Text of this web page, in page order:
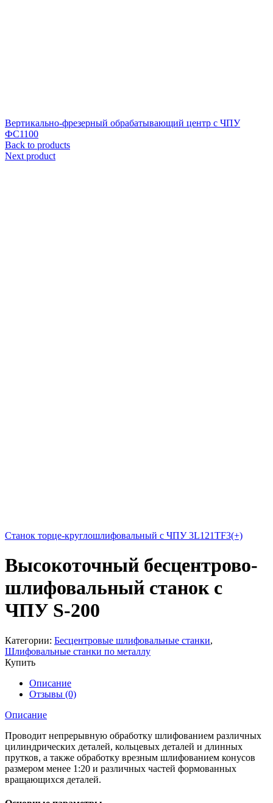
Вертикально-фрезерный обрабатывающий центр с ЧПУ
ФС1100
Back to products
Next product
Станок торце-круглошлифовальный с ЧПУ 3L121TF3(+)
Высокоточный бесцентрово-
шлифовальный станок с
ЧПУ S-200
Категории: Бесцентровые шлифовальные станки,
Шлифовальные станки по металлу
Купить
Описание
Отзывы (0)
Описание
Проводит непрерывную обработку шлифованием различных
цилиндрических деталей, кольцевых деталей и длинных
прутков, а также обработку врезным шлифованием конусов
размером менее 1:20 и различных частей формованных
вращающихся деталей.